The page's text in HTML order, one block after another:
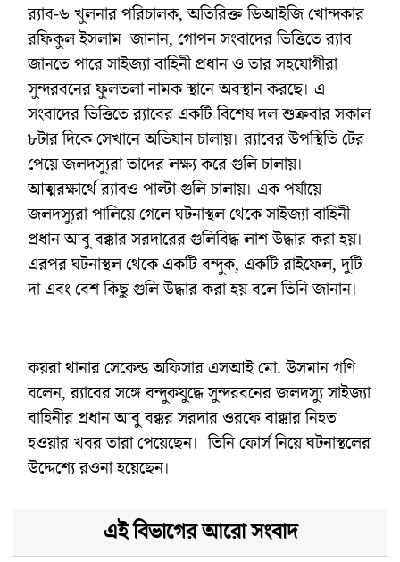
র‌্যাব-৬ খুলনার পরিচালক, অতিরিক্ত ডিআইজি খোন্দকার
রফিকুল ইসলাম জানান, গোপন সংবাদের ভিত্তিতে র‌্যাব
জানতে পারে সাইজ্যা বাহিনী প্রধান ও তার সহযোগীরা
সুন্দরবনের ফুলতলা নামক স্থানে অবস্থান করছে। এ
সংবাদের ভিত্তিতে র‌্যাবের একটি বিশেষ দল শুক্রবার সকাল
৮টার দিকে সেখানে অভিযান চালায়। র‌্যাবের উপস্থিতি টের
পেয়ে জলদস্যুরা তাদের লক্ষ্য করে গুলি চালায়।
আত্মরক্ষার্থে র‌্যাবও পাল্টা গুলি চালায়। এক পর্যায়ে
জলদস্যুরা পালিয়ে গেলে ঘটনাস্থল থেকে সাইজ্যা বাহিনী
প্রধান আবু বক্কার সরদারের গুলিবিদ্ধ লাশ উদ্ধার করা হয়।
এরপর ঘটনাস্থল থেকে একটি বন্দুক, একটি রাইফেল, দুটি
দা এবং বেশ কিছু গুলি উদ্ধার করা হয় বলে তিনি জানান।
কয়রা থানার সেকেন্ড অফিসার এসআই মো. উসমান গণি
বলেন, র‌্যাবের সঙ্গে বন্দুকযুদ্ধে সুন্দরবনের জলদস্যু সাইজ্যা
বাহিনীর প্রধান আবু বক্কর সরদার ওরফে বাক্কার নিহত
হওয়ার খবর তারা পেয়েছেন। তিনি ফোর্স নিয়ে ঘটনাস্থলের
উদ্দেশ্যে রওনা হয়েছেন।
এই বিভাগের আরো সংবাদ